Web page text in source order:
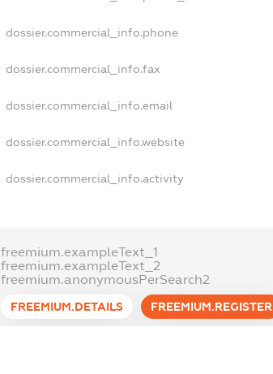
dossier.commercial_info.phone
dossier.commercial_info.fax
dossier.commercial_info.email
dossier.commercial_info.website
dossier.commercial_info.activity
freemium.exampleText_1
freemium.exampleText_2
freemium.anonymousPerSearch2
FREEMIUM.DETAILS FREEMIUM.REGISTER